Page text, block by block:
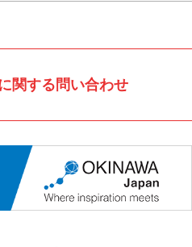
関する問い合わせ